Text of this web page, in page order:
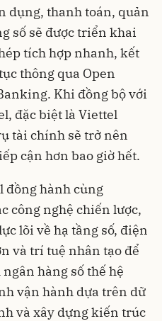
dụng, thanh toán, quản
số sẽ được triển khai
tích hợp nhanh, kết
thông qua Open
Khi đồng bộ với
đặc biệt là Viettel
tài chính sẽ trở nên
cận hơn bao giờ hết.
đồng hành cùng
công nghệ chiến lược,
lõi về hạ tầng số, điện
và trí tuệ nhân tạo để
hàng số thế hệ
vận hành dựa trên dữ
và xây dựng kiến trúc